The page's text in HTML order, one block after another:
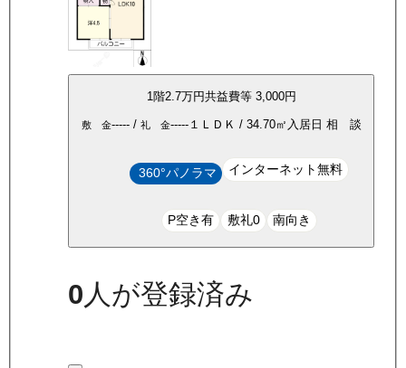
1階2.7万円共益費等 3,000円
敷 金-----/ 礼 金-----１ＬＤＫ / 34.70㎡ 入居日 相 談
360°パノラマ インターネット無料
P空き有 敷礼0 南向き
0 人が登録済み